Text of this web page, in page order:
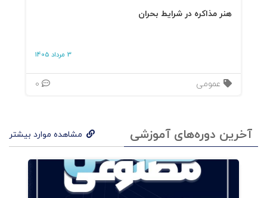
هنر مذاکره در شرایط بحران
3 مرداد 1405
عمومی
آخرین دوره‌های آموزشی مشاهده موارد بیشتر